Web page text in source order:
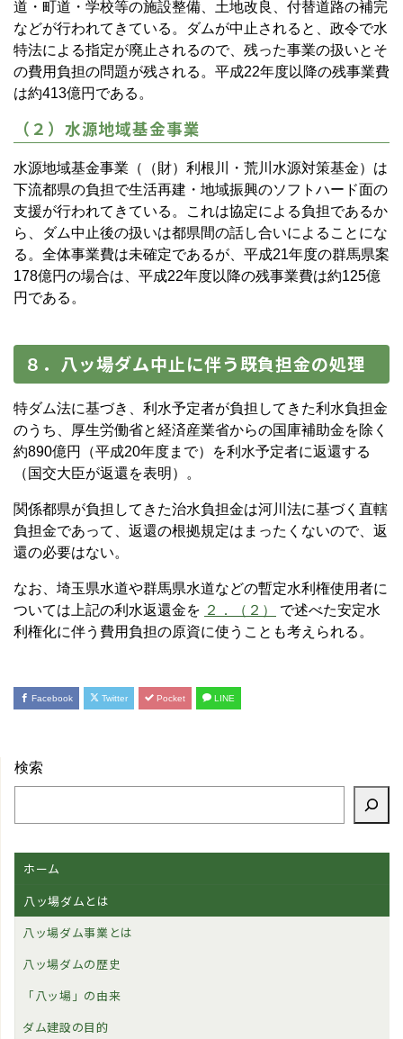
道・町道・学校等の施設整備、土地改良、付替道路の補完
などが行われてきている。ダムが中止されると、政令で水
特法による指定が廃止されるので、残った事業の扱いとそ
の費用負担の問題が残される。平成22年度以降の残事業費
は約413億円である。
（２）水源地域基金事業
水源地域基金事業（（財）利根川・荒川水源対策基金）は
下流都県の負担で生活再建・地域振興のソフトハード面の
支援が行われてきている。これは協定による負担であるか
ら、ダム中止後の扱いは都県間の話し合いによることにな
る。全体事業費は未確定であるが、平成21年度の群馬県案
178億円の場合は、平成22年度以降の残事業費は約125億
円である。
８．八ッ場ダム中止に伴う既負担金の処理
特ダム法に基づき、利水予定者が負担してきた利水負担金
のうち、厚生労働省と経済産業省からの国庫補助金を除く
約890億円（平成20年度まで）を利水予定者に返還する
（国交大臣が返還を表明）。
関係都県が負担してきた治水負担金は河川法に基づく直轄
負担金であって、返還の根拠規定はまったくないので、返
還の必要はない。
なお、埼玉県水道や群馬県水道などの暫定水利権使用者に
ついては上記の利水返還金を ２．（２）
で述べた安定水
利権化に伴う費用負担の原資に使うことも考えられる。
Facebook Twitter Pocket LINE
検索
ホーム
八ッ場ダムとは
八ッ場ダム事業とは
八ッ場ダムの歴史
「八ッ場」の由来
ダム建設の目的